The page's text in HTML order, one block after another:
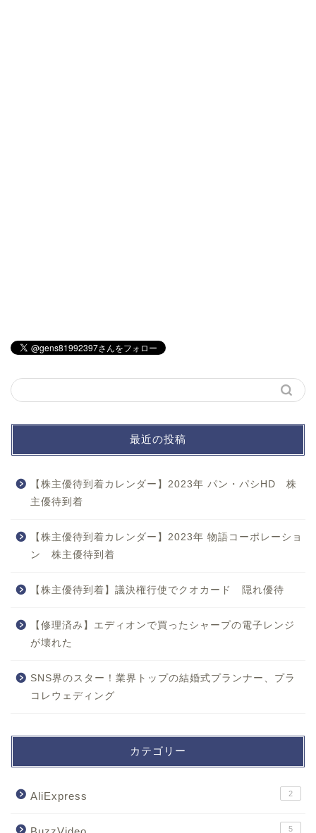
最近の投稿
【株主優待到着カレンダー】2023年 パン・パシHD 株
主優待到着
【株主優待到着カレンダー】2023年 物語コーポレーショ
ン 株主優待到着
【株主優待到着】議決権行使でクオカード 隠れ優待
【修理済み】エディオンで買ったシャープの電子レンジ
が壊れた
SNS界のスター！業界トップの結婚式プランナー、プラ
コレウェディング
カテゴリー
AliExpress 2
5